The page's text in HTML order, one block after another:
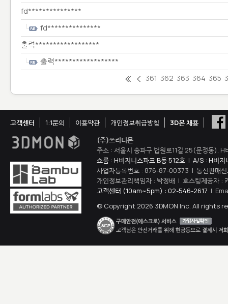
fd***************
fd***************
출력******************
출력******************
361 362 363 364 365
고객센터 1:1문의 이용약관 개인정보취급방침
3D몬 채용
(주)쓰리디몬
주소 : 서울시 송파구 법원로11길 25(문정동),
쇼룸 : H비지니스파크 B동 512호 | A/S : H비지
사업자등록번호 : 876-87-00373 | 통신판매
개인정보관리책임자 : 박정배 | 호스팅제공자 :
고객센터 (10am~5pm) : 02-546-2617 |
© Copyright 2026 3DMON Inc. All rights